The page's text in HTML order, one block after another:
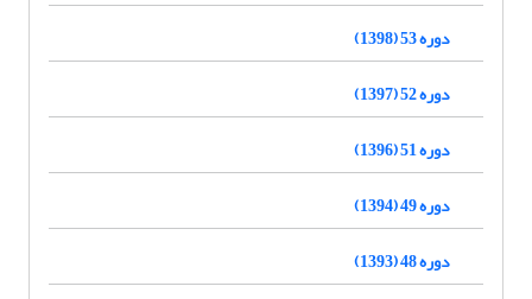
دوره 53 (1398)
دوره 52 (1397)
دوره 51 (1396)
دوره 49 (1394)
دوره 48 (1393)